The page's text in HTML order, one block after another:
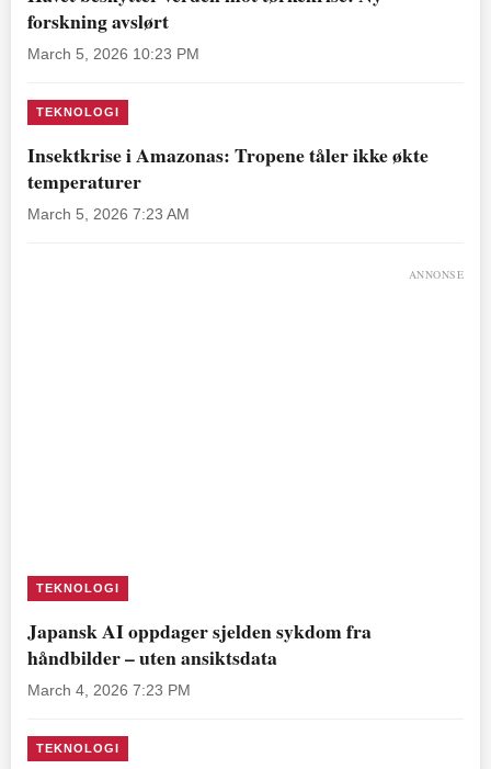
forskning avslørt
March 5, 2026 10:23 PM
TEKNOLOGI
Insektkrise i Amazonas: Tropene tåler ikke økte
temperaturer
March 5, 2026 7:23 AM
ANNONSE
TEKNOLOGI
Japansk AI oppdager sjelden sykdom fra
håndbilder – uten ansiktsdata
March 4, 2026 7:23 PM
TEKNOLOGI